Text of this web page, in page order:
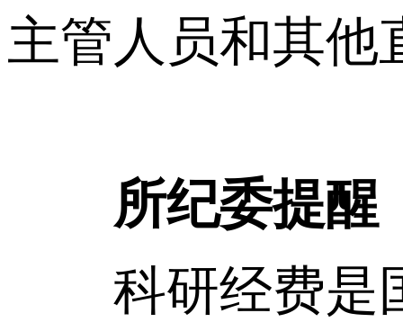
主管人员和其他
所纪委提醒
科研经费是国